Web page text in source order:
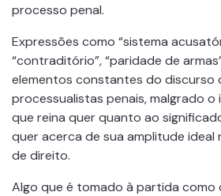
processo penal.
Expressões como “sistema
“contraditório”, “paridade de
elementos constantes do discurso
processualistas penais, malgrado
que reina quer quanto ao
quer acerca de sua amplitude
de direito.
Algo que é tomado à partida como